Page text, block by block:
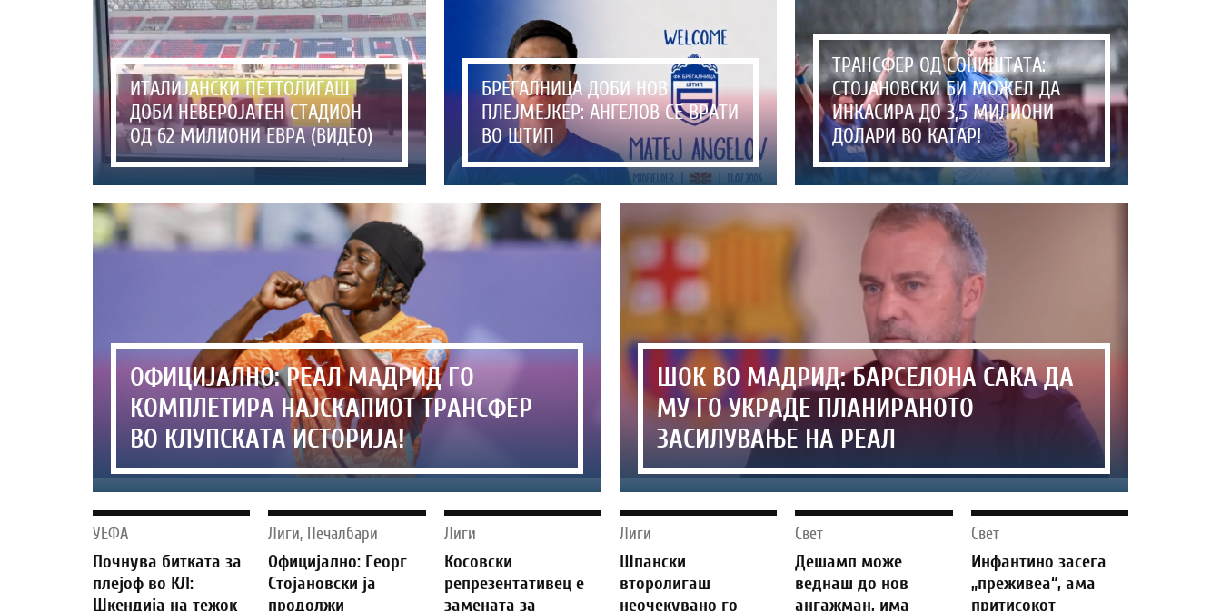
ИТАЛИЈАНСКИ ПЕТТОЛИГАШ
ДОБИ НЕВЕРОЈАТЕН СТАДИОН
ОД 62 МИЛИОНИ ЕВРА (ВИДЕО)
БРЕГАЛНИЦА ДОБИ НОВ
ПЛЕЈМЕЈКЕР: АНГЕЛОВ СЕ ВРАТИ
ВО ШТИП
ТРАНСФЕР ОД СОНИШТАТА:
СТОЈАНОВСКИ БИ МОЖЕЛ ДА
ИНКАСИРА ДО 3,5 МИЛИОНИ
ДОЛАРИ ВО КАТАР!
ОФИЦИЈАЛНО: РЕАЛ МАДРИД ГО
КОМПЛЕТИРА НАЈСКАПИОТ ТРАНСФЕР
ВО КЛУПСКАТА ИСТОРИЈА!
ШОК ВО МАДРИД: БАРСЕЛОНА САКА ДА
МУ ГО УКРАДЕ ПЛАНИРАНОТО
ЗАСИЛУВАЊЕ НА РЕАЛ
УЕФА
Почнува битката за
плејоф во КЛ:
Шкендија на тежок
Лиги, Печалбари
Официјално: Георг
Стојановски ја
продолжи
Лиги
Косовски
репрезентативец е
замената за
Лиги
Шпански
второлигаш
неочекувано го
Свет
Дешамп може
веднаш до нов
ангажман, има
Свет
Инфантино засега
„преживеа“, ама
притисокот